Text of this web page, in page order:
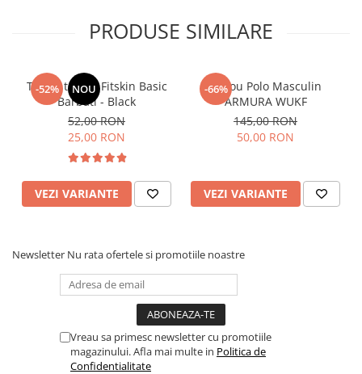
PRODUSE SIMILARE
-52% NOU
Tricou tehnic Fitskin Basic
Barbati - Black
52,00 RON
25,00 RON
VEZI VARIANTE
-66%
Tricou Polo Masculin
ARMURA WUKF
145,00 RON
50,00 RON
VEZI VARIANTE
Newsletter Nu rata ofertele si promotiile noastre
Vreau sa primesc newsletter cu promotiile
magazinului. Afla mai multe in Politica de
Confidentialitate